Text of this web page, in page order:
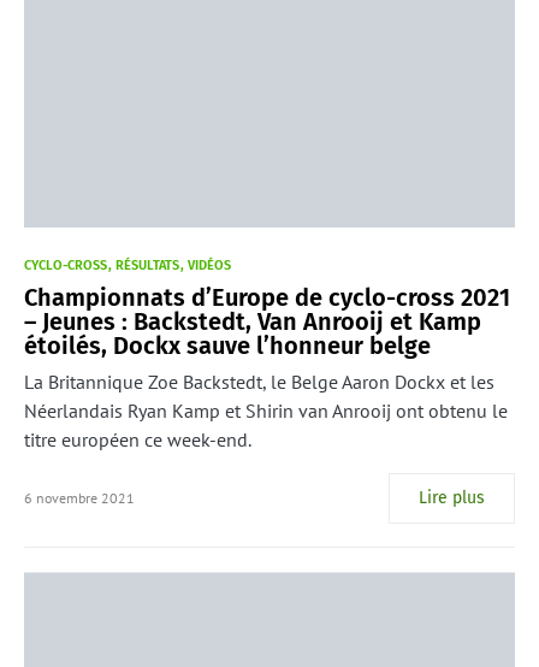
CYCLO-CROSS RÉSULTATS VIDÉOS
Championnats d’Europe de cyclo-cross 2021
– Jeunes : Backstedt, Van Anrooij et Kamp
étoilés, Dockx sauve l’honneur belge
La Britannique Zoe Backstedt, le Belge Aaron Dockx et les
Néerlandais Ryan Kamp et Shirin van Anrooij ont obtenu le
titre européen ce week-end.
6 novembre 2021 Lire plus